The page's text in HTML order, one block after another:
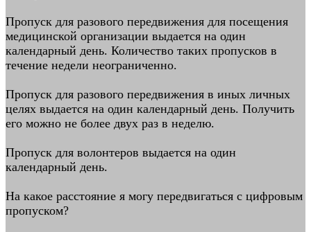
Пропуск для разового передвижения для посещения
медицинской организации выдается на один
календарный день. Количество таких пропусков в
течение недели неограниченно.
Пропуск для разового передвижения в иных личных
целях выдается на один календарный день. Получить
его можно не более двух раз в неделю.
Пропуск для волонтеров выдается на один
календарный день.
На какое расстояние я могу передвигаться с цифровым
пропуском?